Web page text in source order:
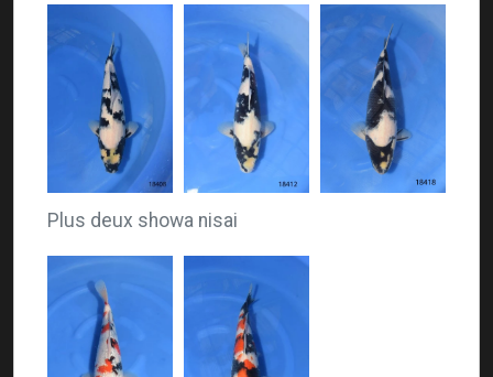
Plus deux showa nisai